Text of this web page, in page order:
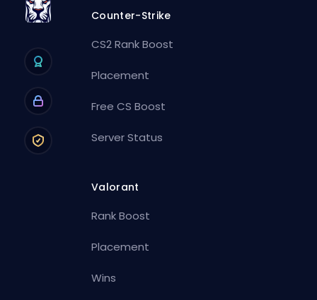
Counter-Strike
CS2 Rank Boost
Placement
Free CS Boost
Server Status
Valorant
Rank Boost
Placement
Wins